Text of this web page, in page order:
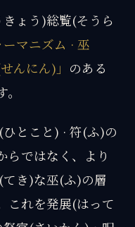
ょう)総覧(そうら
マニズム · 巫
んにん)」 のある
とこと) · 符(ふ)の
らではなく、より
き)な巫(ふ)の層
これを発展(はって